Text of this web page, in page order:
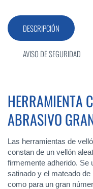
DESCRIPCIÓN
HERRAMIENTA
ABRASIVO
Las herramientas de
constan de un vellón
firmemente adherido. Se
satinado y el mateado
como para un gran
AVISO DE SEGURIDAD